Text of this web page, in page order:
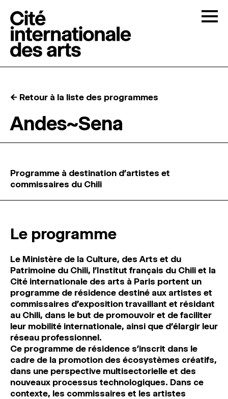
RÉSIDENCES ↓
ATELIERS OUVERTS
MAGAZINE
ESPACES DE PRATIQUE ARTISTIQUE ↓
Recherche
Connexion
↓
← Retour à la liste des programmes
Andes~Sena
Programme à destination d’artistes et
commissaires du Chili
Le programme
Le Ministère de la Culture, des Arts et du
Patrimoine du Chili, l’Institut français du Chili et la
Cité internationale des arts à Paris portent un
programme de résidence destiné aux artistes et
commissaires d’exposition travaillant et résidant
au Chili, dans le but de promouvoir et de faciliter
leur mobilité internationale, ainsi que d’élargir leur
réseau professionnel.
Ce programme de résidence s’inscrit dans le
cadre de la promotion des écosystèmes créatifs,
dans une perspective multisectorielle et des
nouveaux processus technologiques. Dans ce
contexte, les commissaires et les artistes